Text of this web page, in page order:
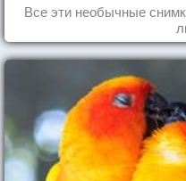
Все эти необычные